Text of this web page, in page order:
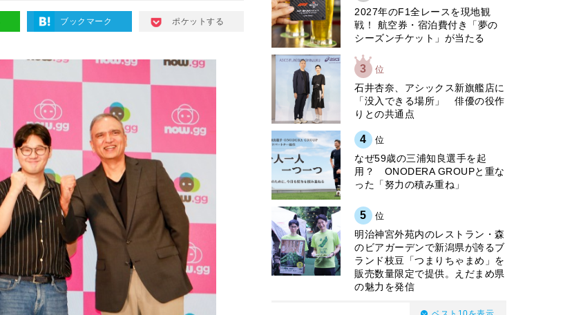
ブックマーク ポケットする
2027年のF1全レースを現地観
戦！ 航空券・宿泊費付き「夢の
シーズンチケット」が当たる
3 位
石井杏奈、アシックス新旗艦店に
「没入できる場所」 俳優の役作
りとの共通点
4 位
なぜ59歳の三浦知良選手を起
用？ ONODERA GROUPと重な
った「努力の積み重ね」
5 位
明治神宮外苑内のレストラン・森
のビアガーデンで新潟県が誇るブ
ランド枝豆「つまりちゃまめ」を
販売数量限定で提供。えだまめ県
の魅力を発信